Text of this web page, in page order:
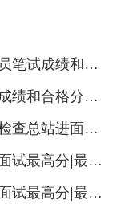
中央机关及其直属机构2026年度考试录用公务员笔试成绩和合格分数线公告
2025年中央机关及其直属机构录用公务员笔试成绩和合格分数线公布
2024国考分数线：国家公务员考试出入境边防检查总站进面试最高分|最低分
2024国考分数线：国家公务员考试出入境进入面试最高分|最低分
2024国家公务员考试出入境边防检查总站进入面试最高分|最低分